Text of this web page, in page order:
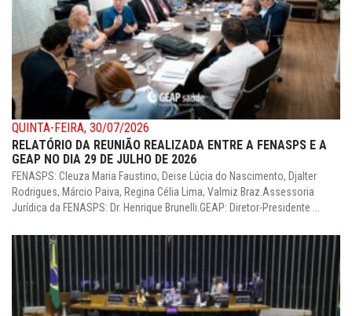
QUINTA-FEIRA, 30/07/2026
RELATÓRIO DA REUNIÃO REALIZADA ENTRE A FENASPS E A
GEAP NO DIA 29 DE JULHO DE 2026
FENASPS: Cleuza Maria Faustino, Deise Lúcia do Nascimento, Djalter
Rodrigues, Márcio Paiva, Regina Célia Lima, Valmiz Braz.Assessoria
Jurídica da FENASPS: Dr. Henrique Brunelli.GEAP: Diretor-Presidente ...